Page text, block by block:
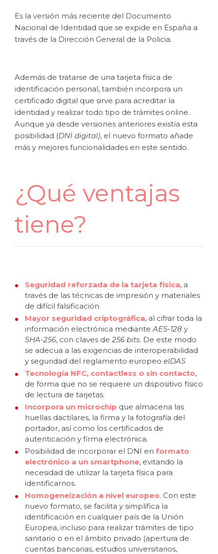
Es la versión más reciente del Documento
Nacional de Identidad que se expide en España a
través de la Dirección General de la Policia.
Además de tratarse de una tarjeta física de
identificación personal, también incorpora un
certificado digital que sirve para acreditar la
identidad y realizar todo tipo de trámites online.
Aunque ya desde versiones anteriores existía esta
posibilidad (DNI digital), el nuevo formato añade
más y mejores funcionalidades en este sentido.
¿Qué ventajas
tiene?
Seguridad reforzada de la tarjeta física, a
través de las técnicas de impresión y materiales
de difícil falsificación
Mayor seguridad criptográfica, al cifrar toda la
información electrónica mediante AES-128 y
SHA-256, con claves de 256 bits. De este modo
se adecua a las exigencias de interoperabilidad
y seguridad del reglamento europeo elDAS
Tecnología NFC, contactless o sin contacto,
de forma que no se requiere un dispositivo físico
de lectura de tarjetas.
Incorpora un microchip que almacena las
huellas dactilares, la firma y la fotografía del
portador, así como los certificados de
autenticación y firma electrónica.
Posibilidad de incorporar el DNI en formato
electrónico a un smartphone, evitando la
necesidad de utilizar la tarjeta física para
identificarnos.
Homogeneización a nivel europeo. Con este
nuevo formato, se facilita y simplifica la
identificación en cualquier país de la Unión
Europea, incluso para realizar trámites de tipo
sanitario o en el ámbito privado (apertura de
cuentas bancarias, estudios universitarios,